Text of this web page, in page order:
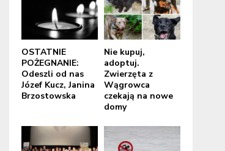
OSTATNIE
POŻEGNANIE:
Odeszli od nas
Józef Kucz, Janina
Brzostowska
Nie kupuj,
adoptuj.
Zwierzęta z
Wągrowca
czekają na nowe
domy